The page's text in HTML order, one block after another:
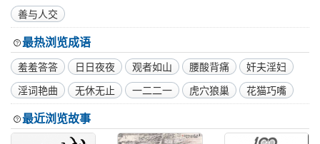
善与人交
最热浏览成语
羞羞答答 日日夜夜 观者如山 腰酸背痛
奸夫淫妇
淫词艳曲
无休无止 一二二一 虎穴狼巢 花猫巧嘴
最近浏览故事